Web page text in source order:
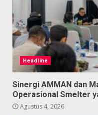
Headline
Sinergi AMMAN dan
Operasional Smelter
Agustus 4, 2026